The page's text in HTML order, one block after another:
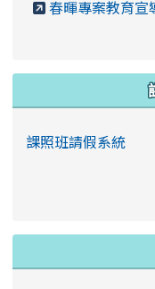
春暉專案教育宣
課照班請假系統